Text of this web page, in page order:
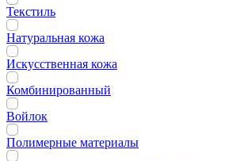
Текстиль
Натуральная кожа
Искусственная кожа
Комбинированный
Войлок
Полимерные материалы